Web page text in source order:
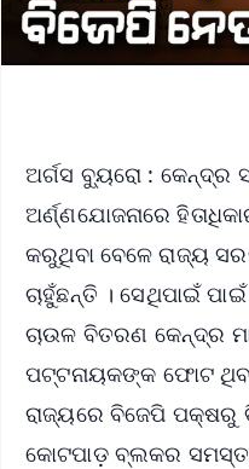
ଅର୍ଗସ ବ୍ୟୁରୋ : କେନ୍ଦ୍ର
ଅର୍ଣ୍ଣଯୋଜନାରେ
କରୁଥିବା ବେଳେ ରାଜ୍ୟ
ଚାହୁଁଛନ୍ତି । ସେଥିପାଇଁ
ଚାଉଳ ବିତରଣ କେନ୍ଦ୍ର
ପଟ୍ଟନାୟକଙ୍କ ଫୋଟ ଥିବା
ରାଜ୍ୟରେ ବିଜେପି ପକ୍ଷରୁ
କୋଟପାଡ଼ ବ୍ଲକର